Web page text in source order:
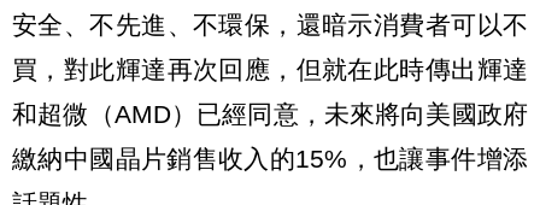
安全、不先進、不環保，還暗示消費者可以不
買，對此輝達再次回應，但就在此時傳出輝達
和超微（AMD）已經同意，未來將向美國政府
繳納中國晶片銷售收入的15%，也讓事件增添